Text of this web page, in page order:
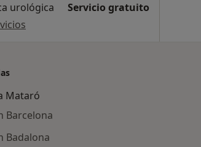
urológica
Servicio gratuito
Mataró
Barcelona
Badalona